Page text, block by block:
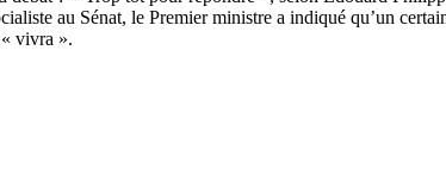
au Sénat, le Premier ministre a indiqué qu’un
vivra ».